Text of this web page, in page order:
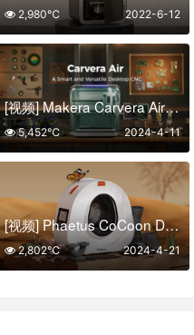
2022-6-12
2,980℃
[视频] Makera Carvera Air：一台桌面级智能且多功能的台式数控机床
2024-4-11
5,452℃
[视频] Phaetus CoCoon Dry Box FDM耗材干燥箱拆箱安装视频
2024-4-21
2,802℃